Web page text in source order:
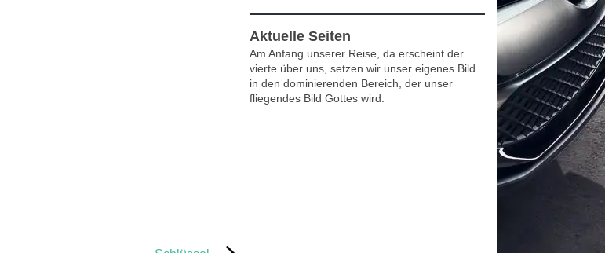
Aktuelle Seiten
Am Anfang unserer Reise, da erscheint der
vierte über uns, setzen wir unser eigenes Bild
in den dominierenden Bereich, der unser
fliegendes Bild Gottes wird.